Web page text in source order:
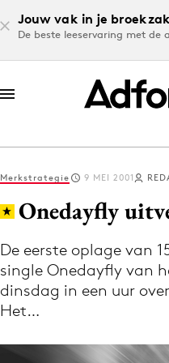
Jouw vak in je
De beste leeservaring met de
Log in
Volg het laatste
Merkstrategie 9 MEI 2001
Onedayfly
De eerste oplage van
single Onedayfly van
dinsdag in een uur
Het…